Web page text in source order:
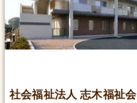
社会福祉法人 志木福祉会